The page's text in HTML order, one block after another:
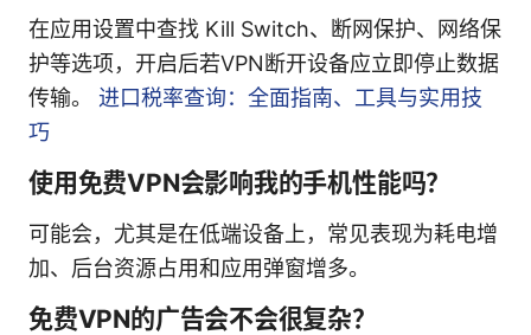
在应用设置中查找 Kill Switch、断网保护、网络保
护等选项，开启后若VPN断开设备应立即停止数据
传输。 进口税率查询：全面指南、工具与实用技
巧
使用免费VPN会影响我的手机性能吗？
可能会，尤其是在低端设备上，常见表现为耗电增
加、后台资源占用和应用弹窗增多。
免费VPN的广告会不会很复杂？